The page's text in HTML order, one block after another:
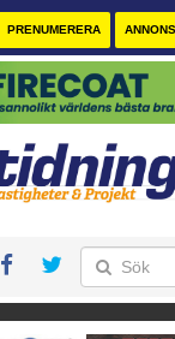
PRENUMERERA